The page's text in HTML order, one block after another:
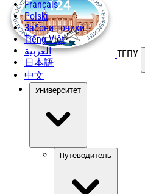
Français
Polski
Забони тоҷикӣ
Tiếng Việt
العربية
日本語
中文
ТГПУ
Университет
Путеводитель